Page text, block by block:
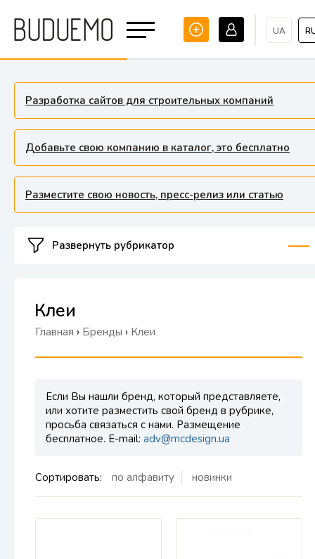
UA
Разработка сайтов для строительных компаний
Добавьте свою компанию в каталог, это бесплатно
Разместите свою новость, пресс-релиз или статью
Развернуть рубрикатор
Клеи
Главная › Бренды › Клеи
Если Вы нашли бренд, который представляете,
или хотите разместить свой бренд в рубрике,
просьба связаться с нами. Размещение
бесплатное. E-mail: adv@mcdesign.ua
Сортировать: по алфавиту новинки